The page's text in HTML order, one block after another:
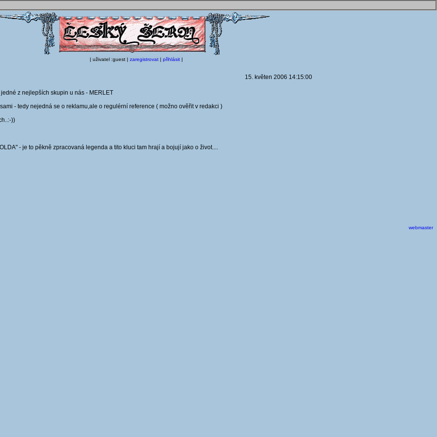
| uživatel :guest | zaregistrovat | přihlásit |
15. květen 2006 14:15:00
z nejlepších skupin u nás - MERLET
- tedy nejedná se o reklamu,ale o regulérní reference ( možno ověřit v redakci )
))
- je to pěkně zpracovaná legenda a tito kluci tam hrají a bojují jako o život....
webmaster